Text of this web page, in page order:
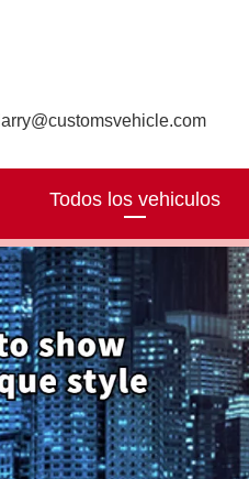
larry@customsvehicle.com
Todos los vehiculos